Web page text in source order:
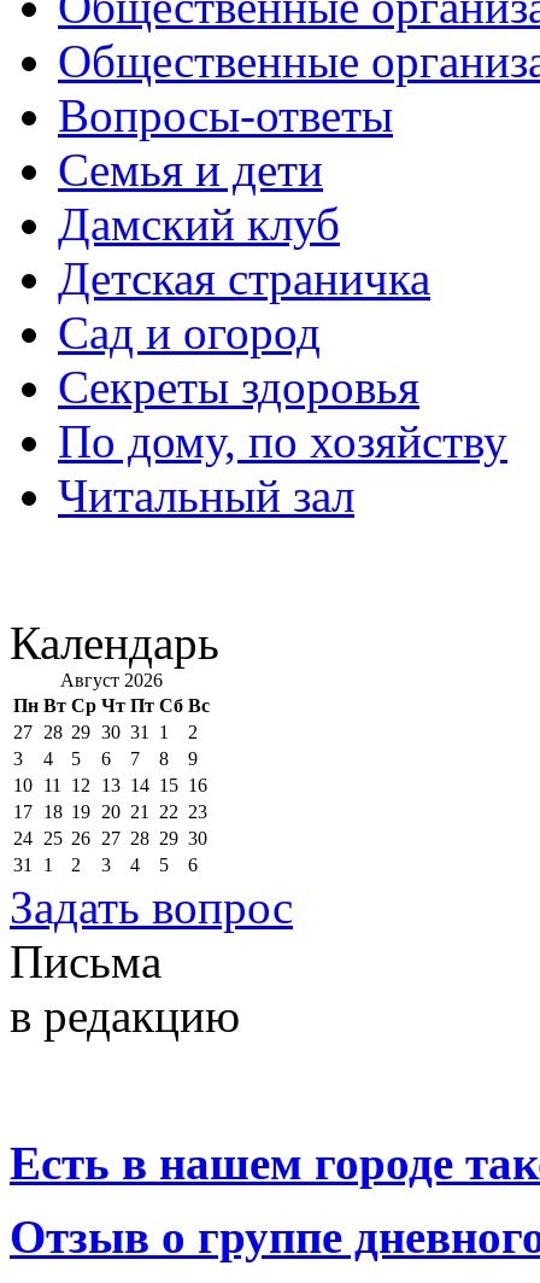
Общественные
Вопросы-ответы
Семья и дети
Дамский клуб
Детская страничка
Сад и огород
Секреты здоровья
По дому, по хозяйству
Читальный зал
Календарь
Август 2026
Пн Вт Ср Чт Пт Сб Вс
27 28 29 30 31 1
2
3
4 5 6 7 8
9
10 11 12 13 14 15 16
17 18 19 20 21 22 23
24 25 26 27 28 29 30
31
1 2 3 4 5 6
Задать вопрос
Письма
в редакцию
Есть в нашем городе
Отзыв о группе